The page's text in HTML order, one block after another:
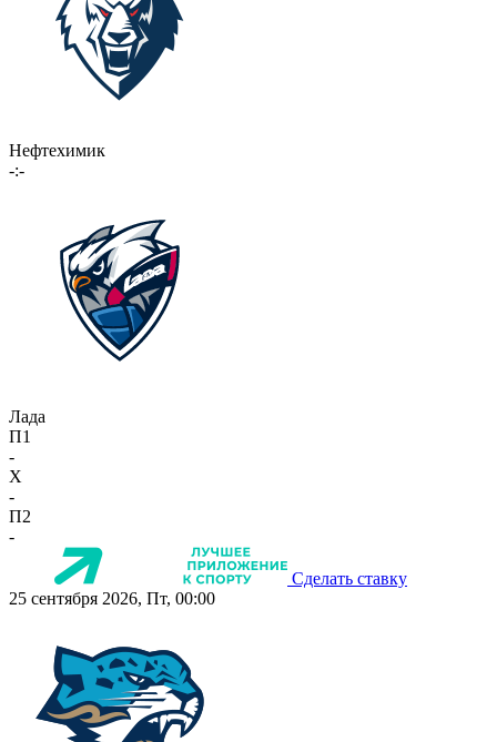
Нефтехимик
-:-
Лада
П1
-
X
-
П2
-
Сделать ставку
25 сентября 2026, Пт, 00:00